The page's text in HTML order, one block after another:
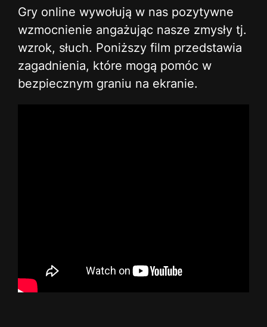
Gry online wywołują w nas pozytywne
wzmocnienie angażując nasze zmysły tj.
wzrok, słuch. Poniższy film przedstawia
zagadnienia, które mogą pomóc w
bezpiecznym graniu na ekranie.